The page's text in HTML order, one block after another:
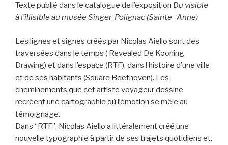
Texte publié dans le catalogue de l’exposition Du visible
à l’illisible au musée Singer-Polignac (Sainte- Anne)
Les lignes et signes créés par Nicolas Aiello sont des
traversées dans le temps ( Revealed De Kooning
Drawing) et dans l’espace (RTF), dans l’histoire d’une ville
et de ses habitants (Square Beethoven). Les
cheminements que cet artiste voyageur dessine
recréent une cartographie où l’émotion se mêle au
témoignage.
Dans “RTF”, Nicolas Aiello a littéralement créé une
nouvelle typographie à partir de ses trajets quotidiens et,